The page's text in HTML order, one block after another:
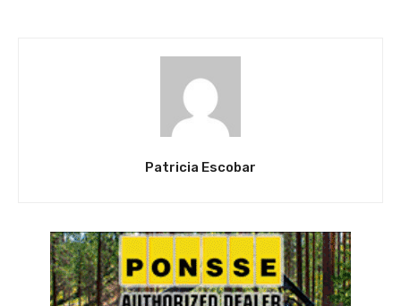
Patricia Escobar